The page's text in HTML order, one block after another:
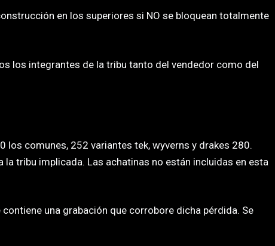
en los superiores si NO se bloquean totalmente
los integrantes de la tribu tanto del vendedor como del
comunes, 252 variantes tek, wyverns y drakes 280.
tribu implicada. Las achatinas no están incluidas en esta
una grabación que corrobore dicha pérdida. Se